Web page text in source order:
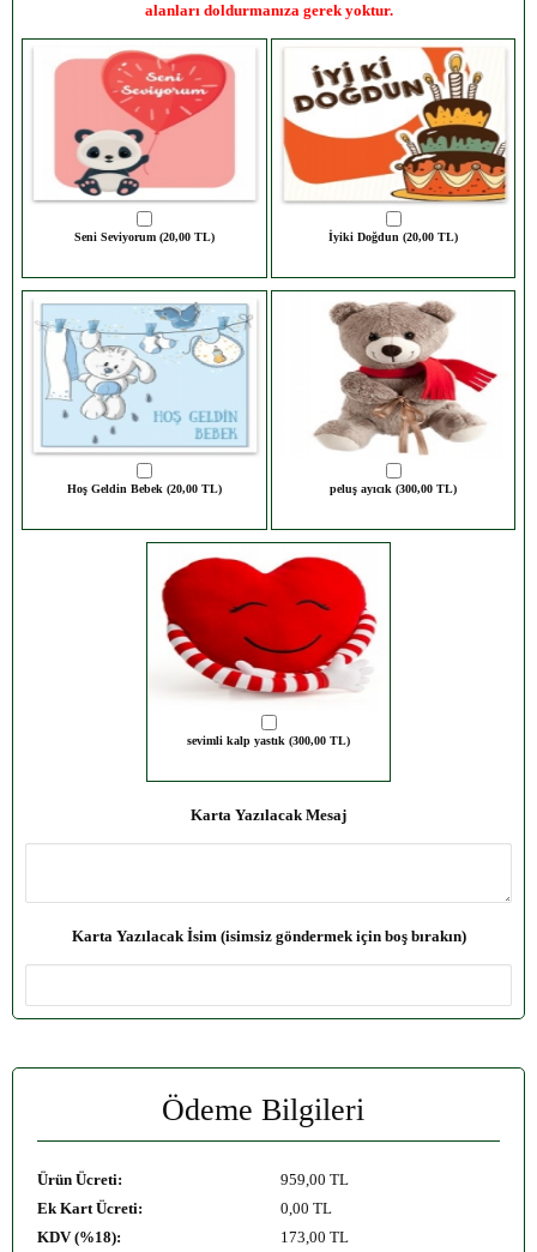
alanları doldurmanıza gerek yoktur.
Seni Seviyorum (20,00 TL) İyiki Doğdun (20,00 TL)
Hoş Geldin Bebek (20,00 TL) peluş ayıcık (300,00 TL)
sevimli kalp yastık (300,00 TL)
Karta Yazılacak Mesaj
Karta Yazılacak İsim (isimsiz göndermek için boş bırakın)
Ödeme Bilgileri
Ürün Ücreti: 959 ,00 TL
Ek Kart Ücreti:
0 ,00 TL
KDV (%18):
173 ,00 TL